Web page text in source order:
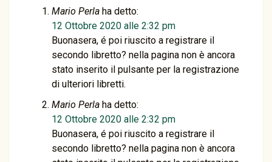
Mario Perla ha detto:
12 Ottobre 2020 alle 2:32 pm
Buonasera, é poi riuscito a registrare il
secondo libretto? nella pagina non è ancora
stato inserito il pulsante per la registrazione
di ulteriori libretti.
Mario Perla ha detto:
12 Ottobre 2020 alle 2:32 pm
Buonasera, é poi riuscito a registrare il
secondo libretto? nella pagina non è ancora